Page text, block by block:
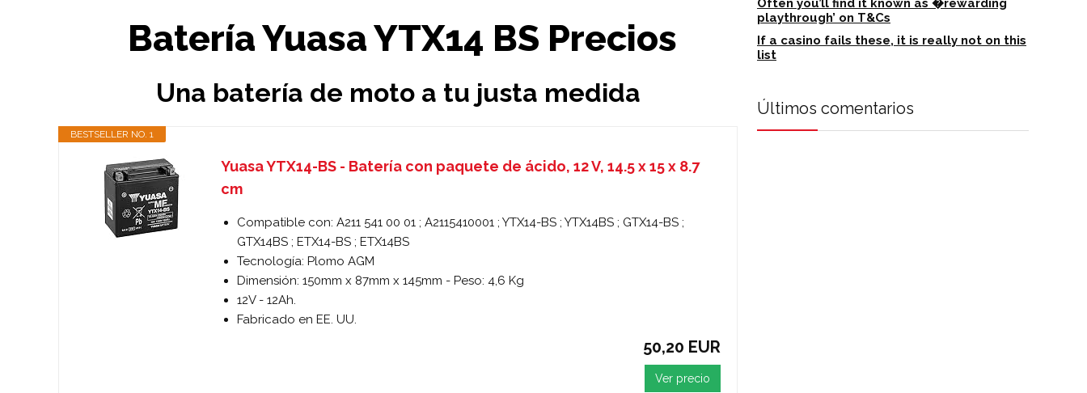
Batería Yuasa YTX14 BS Precios
Una batería de moto a tu justa medida
BESTSELLER NO. 1
Yuasa YTX14-BS - Batería con paquete de ácido, 12 V, 14.5 x 15 x 8.7
cm
Compatible con: A211 541 00 01 ; A2115410001 ; YTX14-BS ; YTX14BS ; GTX14-BS ;
GTX14BS ; ETX14-BS ; ETX14BS
Tecnología: Plomo AGM
Dimensión: 150mm x 87mm x 145mm - Peso: 4,6 Kg
12V - 12Ah.
Fabricado en EE. UU.
50,20 EUR
Ver precio
Often you’ll find it known as �rewarding
playthrough’ on T&Cs
If a casino fails these, it is really not on this
list
Últimos comentarios